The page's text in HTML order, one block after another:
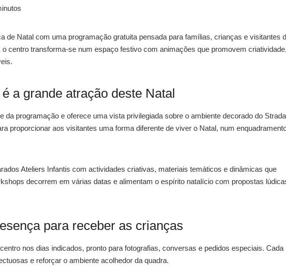
de Natal com uma programação gratuita pensada para famílias, crianças e visitantes
o centro transforma-se num espaço festivo com animações que promovem
a grande atração deste Natal
da programação e oferece uma vista privilegiada sobre o ambiente decorado do Strada
proporcionar aos visitantes uma forma diferente de viver o Natal, num
Ateliers Infantis com actividades criativas, materiais temáticos e dinâmicas que
decorrem em várias datas e alimentam o espírito natalício com propostas
para receber as crianças
nos dias indicados, pronto para fotografias, conversas e pedidos especiais. Cada
e reforçar o ambiente acolhedor da quadra.